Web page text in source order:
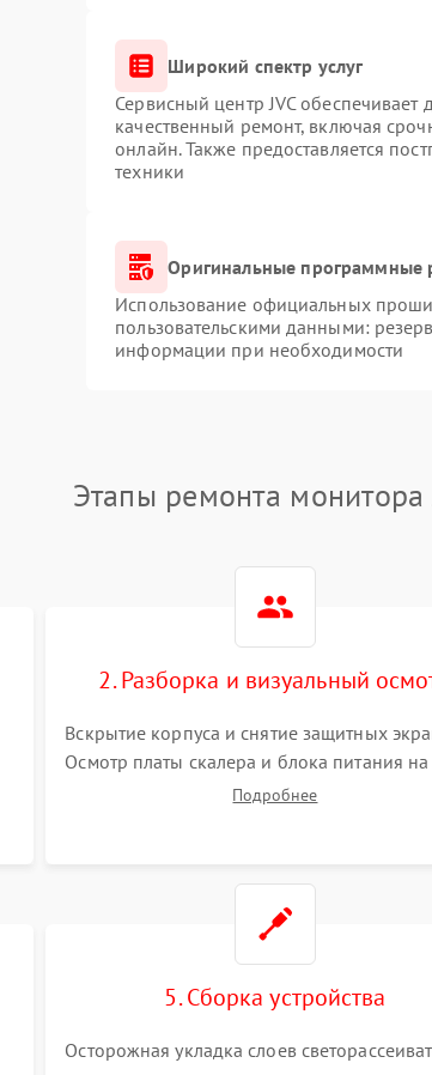
Широкий спектр услуг
Сервисный центр JVC обеспечивает
качественный ремонт, включая
онлайн. Также предоставляется
техники
Оригинальные программные
Использование официальных
пользовательскими данными:
информации при необходимости
Этапы ремонта монитора
2. Разборка и визуальный
Вскрытие корпуса и снятие защитных
Осмотр платы скалера и блока питания на
наличие вздутых конденсаторов, прогаров,
Подробнее
5. Сборка устройства
Осторожная укладка слоев